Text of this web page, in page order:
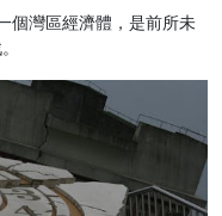
個灣區經濟體，是前所未